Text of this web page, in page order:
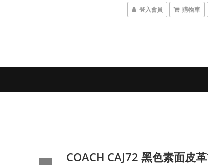
登入會員 購物車
COACH CAJ72 黑色素面皮